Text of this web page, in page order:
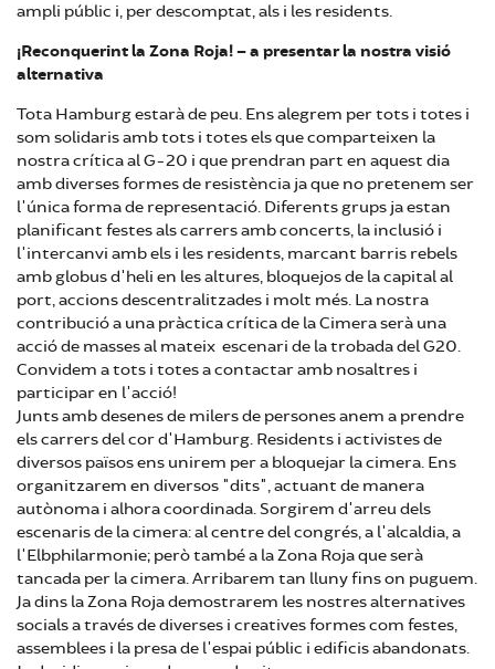
ampli públic i, per descomptat, als i les residents.
¡Reconquerint la Zona Roja! – a presentar la nostra visió
alternativa
Tota Hamburg estarà de peu. Ens alegrem per tots i totes i
som solidaris amb tots i totes els que comparteixen la
nostra crítica al G-20 i que prendran part en aquest dia
amb diverses formes de resistència ja que no pretenem ser
l'única forma de representació. Diferents grups ja estan
planificant festes als carrers amb concerts, la inclusió i
l'intercanvi amb els i les residents, marcant barris rebels
amb globus d'heli en les altures, bloquejos de la capital al
port, accions descentralitzades i molt més. La nostra
contribució a una pràctica crítica de la Cimera serà una
acció de masses al mateix escenari de la trobada del G20.
Convidem a tots i totes a contactar amb nosaltres i
participar en l'acció!
Junts amb desenes de milers de persones anem a prendre
els carrers del cor d'Hamburg. Residents i activistes de
diversos països ens unirem per a bloquejar la cimera. Ens
organitzarem en diversos "dits", actuant de manera
autònoma i alhora coordinada. Sorgirem d'arreu dels
escenaris de la cimera: al centre del congrés, a l'alcaldia, a
l'Elbphilarmonie; però també a la Zona Roja que serà
tancada per la cimera. Arribarem tan lluny fins on puguem.
Ja dins la Zona Roja demostrarem les nostres alternatives
socials a través de diverses i creatives formes com festes,
assemblees i la presa de l'espai públic i edificis abandonats.